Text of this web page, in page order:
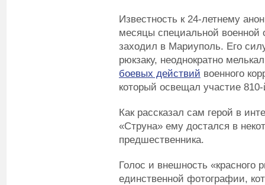
Известность к 24-летнему
месяцы специальной
заходил в Мариуполь. Его
рюкзаку, неоднократно
боевых действий военного
который освещал участие
Как рассказал сам герой в
«Струна» ему достался в
предшественника.
Голос и внешность «красного
единственной фотографии,